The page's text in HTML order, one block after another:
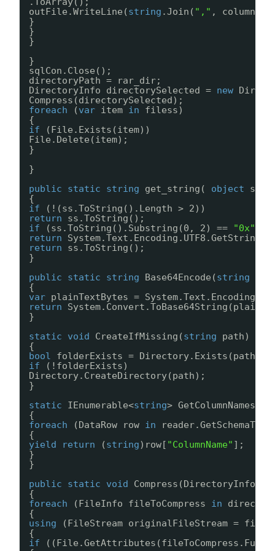
outFile.WriteLine(string .Join( "," ,
}
}
}
}
sqlCon.Close();
directoryPath = rar_dir;
DirectoryInfo directorySelected = new
Compress(directorySelected);
foreach
(var item in
filess)
{
if
(File.Exists(item))
File.Delete(item);
}
}
public
static string get_string( object
ss )
{
if
(!(ss.ToString().Length > 2))
return
ss.ToString();
if
(ss.ToString().Substring(0, 2) == "0x"
return
return
ss.ToString();
}
public
static string Base64Encode(string
{
var plainTextBytes =
return
}
static
void CreateIfMissing(string
path)
{
bool
folderExists = Directory.Exists(path);
if
(!folderExists)
Directory.CreateDirectory(path);
}
static
IEnumerable<string>
{
foreach
(DataRow row in
{
yield
return (string)row[ "ColumnName" ];
}
}
public
static void
Compress(DirectoryInfo
{
foreach
(FileInfo fileToCompress in
{
using
(FileStream originalFileStream =
{
if